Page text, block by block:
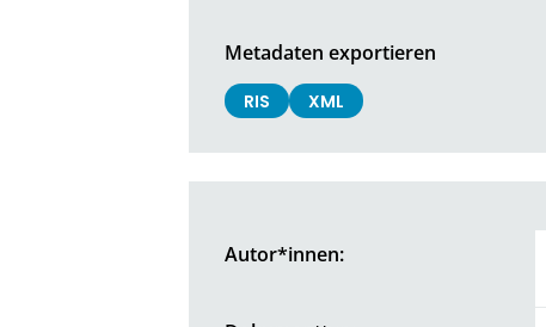
Metadaten exportieren
RIS XML
Autor*innen: